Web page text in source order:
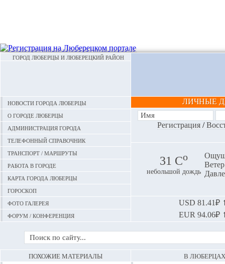
ГОРОД ЛЮБЕРЦЫ И ЛЮБЕРЕЦКИЙ РАЙОН
Новости города Люберцы
О городе Люберцы
Администрация города
Телефонный справочник
Транспорт / маршруты
Работа в городе
Карта города Люберцы
Гороскоп
Фото галерея
Форум / конференция
ЛИЧНЫЕ
Регистрация/
31 Сo
небольшой дождь
USD 81.41₽
EUR 94.06₽
В
ПОХОЖИЕ МАТЕРИАЛЫ